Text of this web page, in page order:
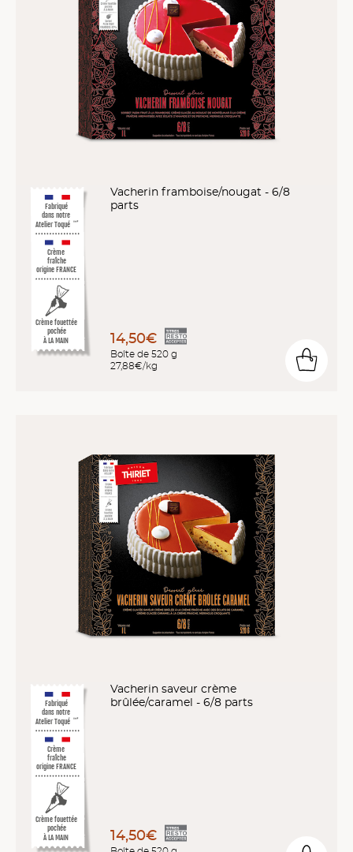
Fabriqué
dans notre
Atelier Toqué ™*
Crème
fraîche
origine FRANCE
Crème fouettée
pochée
À LA MAIN
Vacherin framboise/nougat - 6/8
parts
14,50€
Boîte de 520 g
27,88€/kg
Fabriqué
dans notre
Atelier Toqué ™*
Crème
fraîche
origine FRANCE
Crème fouettée
pochée
À LA MAIN
Vacherin saveur crème
brûlée/caramel - 6/8 parts
14,50€